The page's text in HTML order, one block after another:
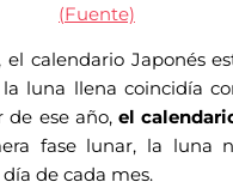
(Fuente)
el calendario Japonés
luna llena coincidía
de ese año, el
fase lunar, la luna
de cada mes.